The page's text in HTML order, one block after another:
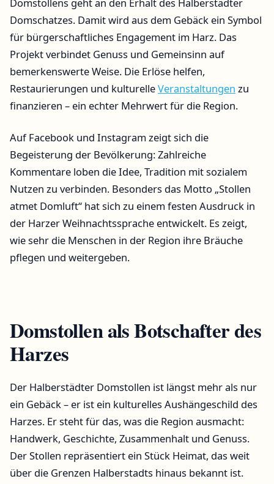
Domstollens geht an den Erhalt des Halberstädter
Domschatzes. Damit wird aus dem Gebäck ein Symbol
für bürgerschaftliches Engagement im Harz. Das
Projekt verbindet Genuss und Gemeinsinn auf
bemerkenswerte Weise. Die Erlöse helfen,
Restaurierungen und kulturelleVeranstaltungen zu
finanzieren – ein echter Mehrwert für die Region.
Auf Facebook und Instagram zeigt sich die
Begeisterung der Bevölkerung: Zahlreiche
Kommentare loben die Idee, Tradition mit sozialem
Nutzen zu verbinden. Besonders das Motto „Stollen
atmet Domluft“ hat sich zu einem festen Ausdruck in
der Harzer Weihnachtssprache entwickelt. Es zeigt,
wie sehr die Menschen in der Region ihre Bräuche
pflegen und weitergeben.
Domstollen als Botschafter des
Harzes
Der Halberstädter Domstollen ist längst mehr als nur
ein Gebäck – er ist ein kulturelles Aushängeschild des
Harzes. Er steht für das, was die Region ausmacht:
Handwerk, Geschichte, Zusammenhalt und Genuss.
Der Stollen repräsentiert ein Stück Heimat, das weit
über die Grenzen Halberstadts hinaus bekannt ist.